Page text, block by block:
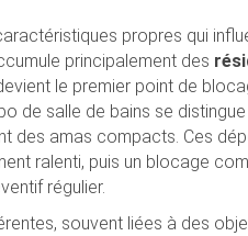
propres qui
principalement des
le premier point de
de salle de bains se
des amas compacts. Ces
ralenti, puis un blocage
régulier.
souvent liées à des